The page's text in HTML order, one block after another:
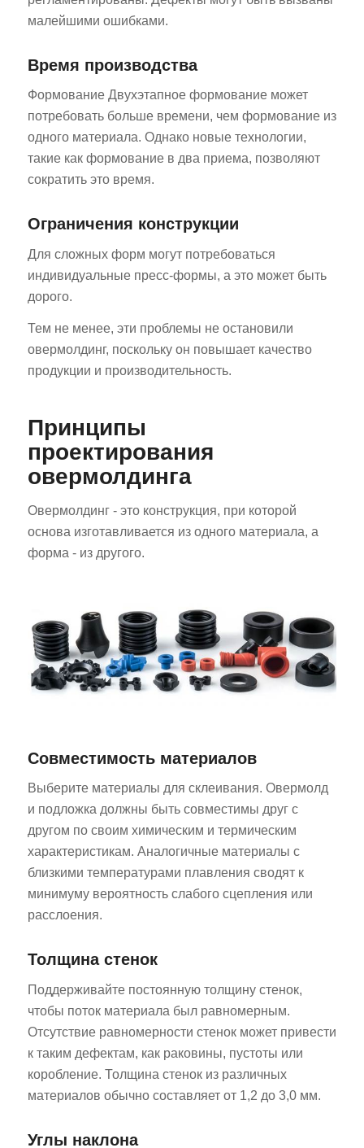
малейшими ошибками.
Время производства
Формование Двухэтапное формование может
потребовать больше времени, чем формование из
одного материала. Однако новые технологии,
такие как формование в два приема, позволяют
сократить это время.
Ограничения конструкции
Для сложных форм могут потребоваться
индивидуальные пресс-формы, а это может быть
дорого.
Тем не менее, эти проблемы не остановили
овермолдинг, поскольку он повышает качество
продукции и производительность.
Принципы
проектирования
овермолдинга
Овермолдинг - это конструкция, при которой
основа изготавливается из одного материала, а
форма - из другого.
Совместимость материалов
Выберите материалы для склеивания. Овермолд
и подложка должны быть совместимы друг с
другом по своим химическим и термическим
характеристикам. Аналогичные материалы с
близкими температурами плавления сводят к
минимуму вероятность слабого сцепления или
расслоения.
Толщина стенок
Поддерживайте постоянную толщину стенок,
чтобы поток материала был равномерным.
Отсутствие равномерности стенок может привести
к таким дефектам, как раковины, пустоты или
коробление. Толщина стенок из различных
материалов обычно составляет от 1,2 до 3,0 мм.
Углы наклона